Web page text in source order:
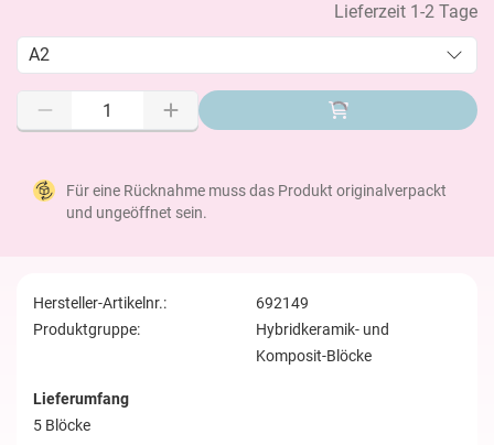
Lieferzeit 1-2 Tage
A2
Für eine Rücknahme muss das Produkt originalverpackt
und ungeöffnet sein.
Hersteller-Artikelnr.:
692149
Produktgruppe:
Hybridkeramik- und
Komposit-Blöcke
Lieferumfang
5 Blöcke